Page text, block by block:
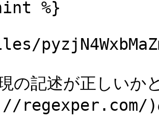
%}
の記述が正しい
)の